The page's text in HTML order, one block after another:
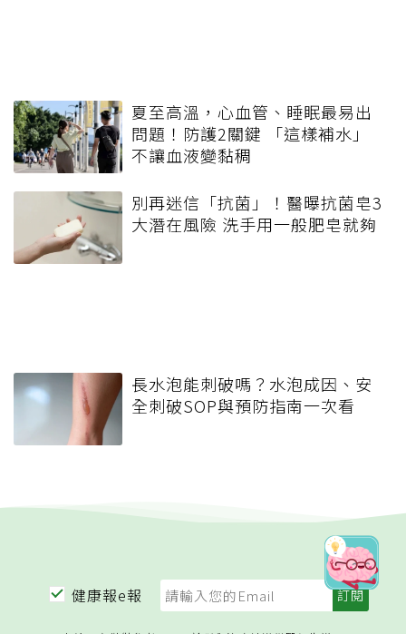
夏至高溫，心血管、睡眠最易出
問題！防護2關鍵 「這樣補水」
不讓血液變黏稠
別再迷信「抗菌」！醫曝抗菌皂3
大潛在風險 洗手用一般肥皂就夠
長水泡能刺破嗎？水泡成因、安
全刺破SOP與預防指南一次看
健康報e報